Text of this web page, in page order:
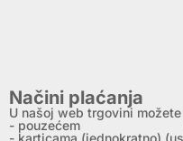
Načini plaćanja
U našoj web trgovini
- pouzećem